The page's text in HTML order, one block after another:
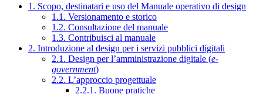
1. Scopo, destinatari e uso del Manuale operativo di design
1.1. Versionamento e storico
1.2. Consultazione del manuale
1.3. Contribuisci al manuale
2. Introduzione al design per i servizi pubblici digitali
2.1. Design per l’amministrazione digitale (e-
government)
2.2. L’approccio progettuale
2.2.1. Buone pratiche